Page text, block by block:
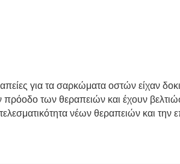
για τα σαρκώματα οστών είχαν
των θεραπειών και έχουν
νέων θεραπειών και